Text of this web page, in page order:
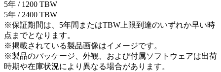
5年 / 1200 TBW
5年 / 2400 TBW
※保証期間は、5年間またはTBW上限到達のいずれか早い時
点までとなります。
※掲載されている製品画像はイメージです。
※製品のパッケージ、外観、および付属ソフトウェアは出荷
時期や在庫状況により異なる場合があります。